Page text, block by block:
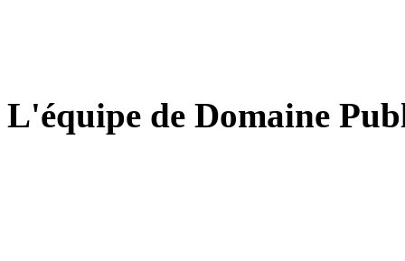
L'équipe de Domaine